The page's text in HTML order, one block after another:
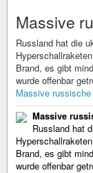
Massive
Russland hat die
Brand, es gibt
wurde offenbar
Massive
Massive
Russland hat
Brand, es gibt
wurde offenbar